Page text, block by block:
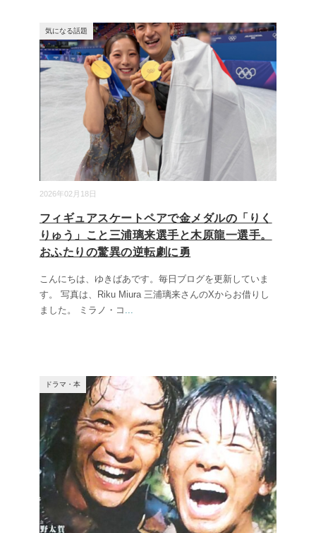
2026年02月18日
気になる話題
フィギュアスケートペアで金メダルの「りく
りゅう」こと三浦璃来選手と木原龍一選手。
おふたりの驚異の逆転劇に勇
こんにちは、ゆきばあです。毎日ブログを更新していま
す。 写真は、Riku Miura 三浦璃来さんのXからお借りし
ました。 ミラノ・コ ...
ドラマ・本